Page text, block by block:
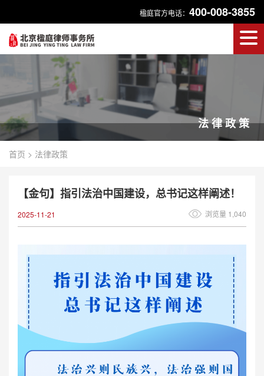
楹庭官方电话： 400-008-3855
法律政策
首页 > 法律政策
【金句】指引法治中国建设，总书记这样阐述！
2025-11-21 浏览量 1,040